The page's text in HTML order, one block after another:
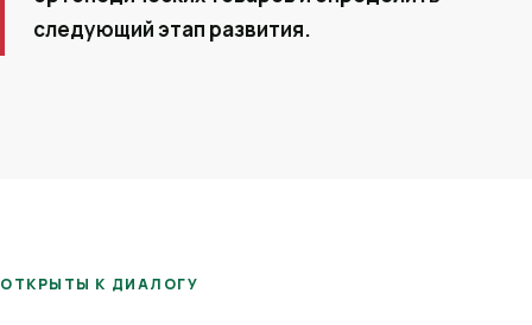
следующий этап развития.
ОТКРЫТЫ К ДИАЛОГУ